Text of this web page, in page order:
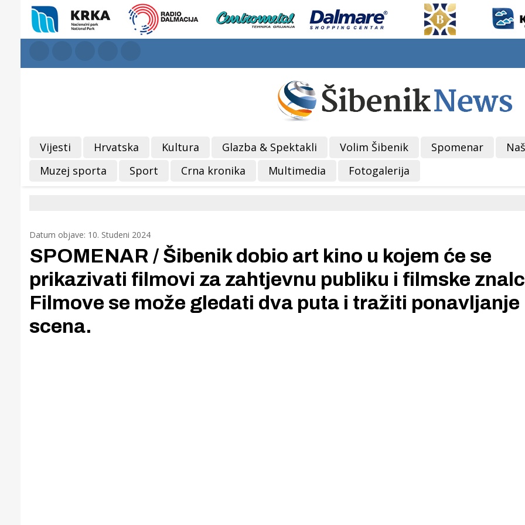
Vijesti Hrvatska Kultura Glazba & Spektakli Volim Šibenik Spomenar
Muzej sporta
Sport Crna kronika Multimedia Fotogalerija
Datum objave: 10. Studeni 2024
SPOMENAR / Šibenik dobio art kino u kojem će se
prikazivati filmovi za zahtjevnu publiku i filmske
Filmove se može gledati dva puta i tražiti ponavljanje
scena.